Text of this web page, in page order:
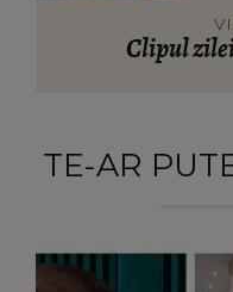
Clipul
TE-AR